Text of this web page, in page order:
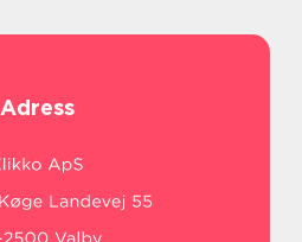
Adress